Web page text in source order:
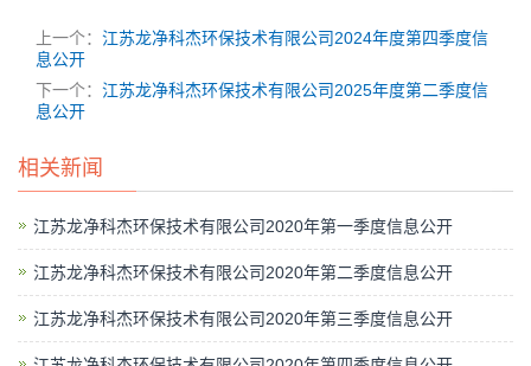
上一个： 江苏龙净科杰环保技术有限公司2024年度第四季度信
息公开
下一个： 江苏龙净科杰环保技术有限公司2025年度第二季度信
息公开
相关新闻
江苏龙净科杰环保技术有限公司2020年第一季度信息公开
江苏龙净科杰环保技术有限公司2020年第二季度信息公开
江苏龙净科杰环保技术有限公司2020年第三季度信息公开